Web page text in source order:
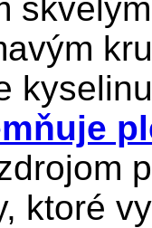
ktoré